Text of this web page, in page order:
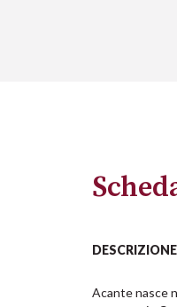
DESCRIZIONE
Acante nasce